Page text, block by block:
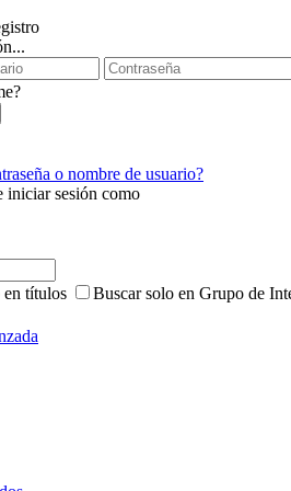
o nombre de usuario?
iniciar sesión como
en títulos Buscar solo en Grupo de